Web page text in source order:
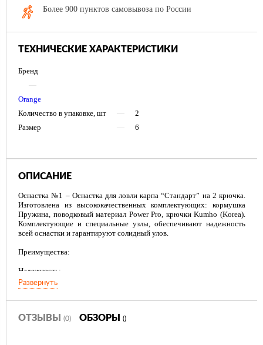
Более 900 пунктов самовывоза по России
ТЕХНИЧЕСКИЕ ХАРАКТЕРИСТИКИ
Бренд
—
Orange
Количество в упаковке, шт
—
2
Размер
— 6
ОПИСАНИЕ
Оснастка №1 – Оснастка для ловли карпа “Стандарт” на 2 крючка.
Изготовлена из высококачественных комплектующих: кормушка
Пружина, поводковый материал Power Pro, крючки Kumho (Korea).
Комплектующие и специальные узлы, обеспечивают надежность
всей оснастки и гарантируют солидный улов.
Преимущества:
Надежность;
Сделан вручную;
Высокое качество;
Оптимальная цена.
Развернуть
ОТЗЫВЫ (0) ОБЗОРЫ ()